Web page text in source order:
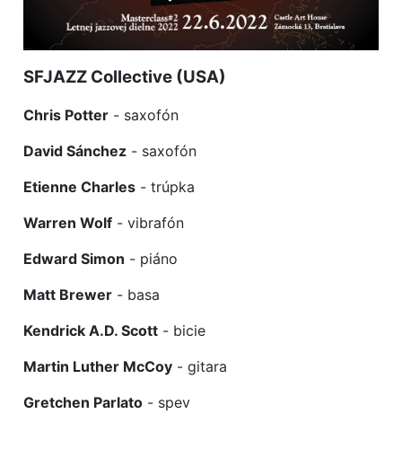
SFJAZZ Collective (USA)
Chris Potter - saxofón
David Sánchez - saxofón
Etienne Charles - trúpka
Warren Wolf - vibrafón
Edward Simon - piáno
Matt Brewer - basa
Kendrick A.D. Scott - bicie
Martin Luther McCoy - gitara
Gretchen Parlato - spev